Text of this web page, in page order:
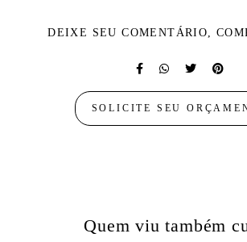
DEIXE SEU COMENTÁRIO,
SOLICITE SEU
Quem viu também